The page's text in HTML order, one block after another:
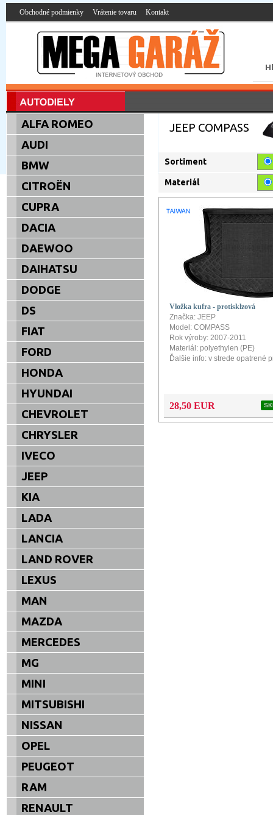
Obchodné podmienky Vrátenie tovaru Kontakt
JEEP COMPASS
Sortiment
Materiál
Vložka kufra - protisklzová
Značka: JEEP
Model: COMPASS
Rok výroby: 2007-2011
Materiál: polyethylen (PE)
Ďalšie info: v strede opatrené
28,50 EUR
ALFA ROMEO
AUDI
BMW
CITROËN
CUPRA
DACIA
DAEWOO
DAIHATSU
DODGE
DS
FIAT
FORD
HONDA
HYUNDAI
CHEVROLET
CHRYSLER
IVECO
JEEP
KIA
LADA
LANCIA
LAND ROVER
LEXUS
MAN
MAZDA
MERCEDES
MG
MINI
MITSUBISHI
NISSAN
OPEL
PEUGEOT
RAM
RENAULT